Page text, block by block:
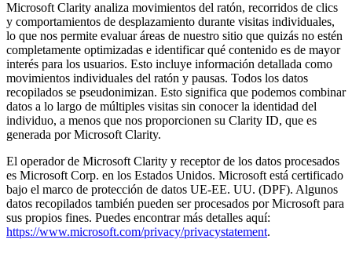
Microsoft Clarity analiza movimientos del ratón, recorridos de clics
y comportamientos de desplazamiento durante visitas individuales,
lo que nos permite evaluar áreas de nuestro sitio que quizás no estén
completamente optimizadas e identificar qué contenido es de mayor
interés para los usuarios. Esto incluye información detallada como
movimientos individuales del ratón y pausas. Todos los datos
recopilados se pseudonimizan. Esto significa que podemos combinar
datos a lo largo de múltiples visitas sin conocer la identidad del
individuo, a menos que nos proporcionen su Clarity ID, que es
generada por Microsoft Clarity.
El operador de Microsoft Clarity y receptor de los datos procesados
es Microsoft Corp. en los Estados Unidos. Microsoft está certificado
bajo el marco de protección de datos UE-EE. UU. (DPF). Algunos
datos recopilados también pueden ser procesados por Microsoft para
sus propios fines. Puedes encontrar más detalles aquí:
https://www.microsoft.com/privacy/privacystatement.